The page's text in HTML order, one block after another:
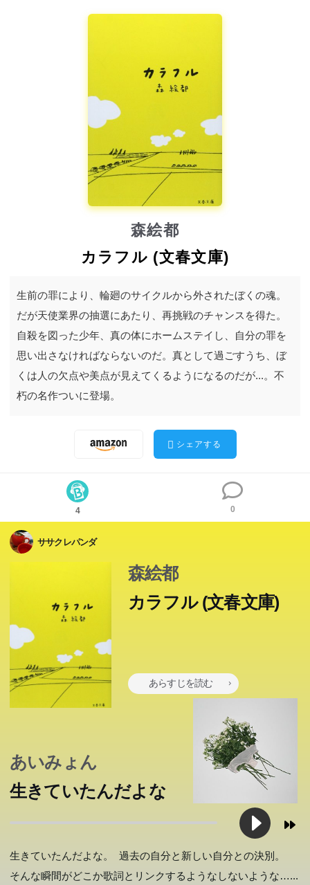
森絵都
カラフル (文春文庫)
生前の罪により、輪廻のサイクルから外されたぼくの魂。
だが天使業界の抽選にあたり、再挑戦のチャンスを得た。
自殺を図った少年、真の体にホームステイし、自分の罪を
思い出さなければならないのだ。真として過ごすうち、ぼ
くは人の欠点や美点が見えてくるようになるのだが...。不
朽の名作ついに登場。
シェアする
4 0
ササクレパンダ
森絵都
カラフル (文春文庫)
あらすじを読む
あいみょん
生きていたんだよな
生きていたんだよな。 過去の自分と新しい自分との決別。
そんな瞬間がどこか歌詞とリンクするようなしないような…...